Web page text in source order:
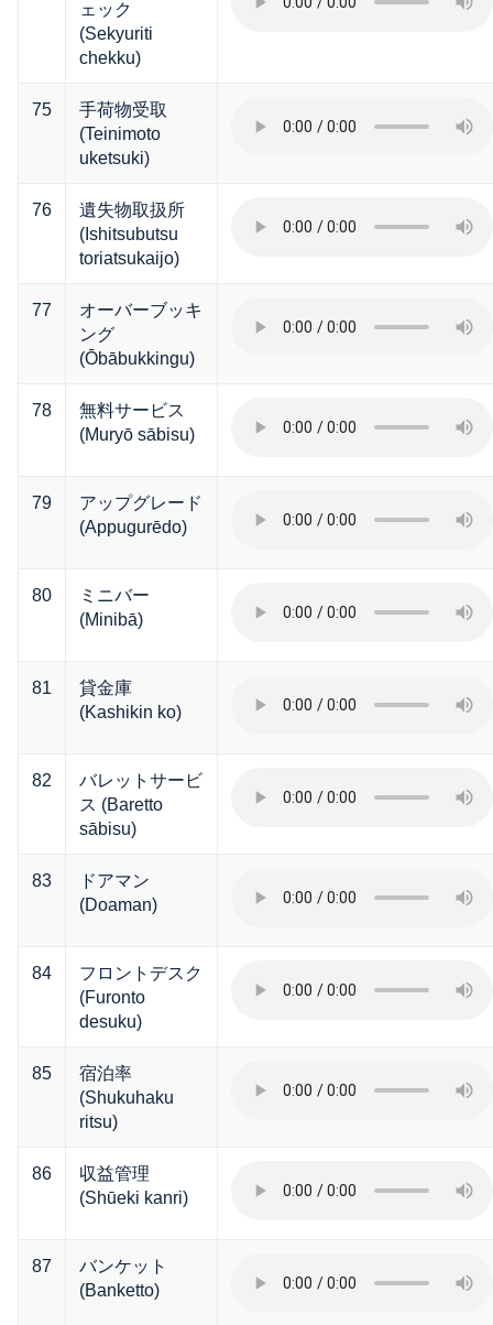
ェック
(Sekyuriti
chekku)
75
手荷物受取
(Teinimoto
uketsuki)
76
遺失物取扱所
(Ishitsubutsu
toriatsukaijo)
77
オーバーブッキ
ング
(Ōbābukkingu)
78
無料サービス
(Muryō sābisu)
79
アップグレード
(Appugurēdo)
80
ミニバー
(Minibā)
81
貸金庫
(Kashikin ko)
82
バレットサービ
ス (Baretto
sābisu)
83
ドアマン
(Doaman)
84
フロントデスク
(Furonto
desuku)
85
宿泊率
(Shukuhaku
ritsu)
86
収益管理
(Shūeki kanri)
87
バンケット
(Banketto)